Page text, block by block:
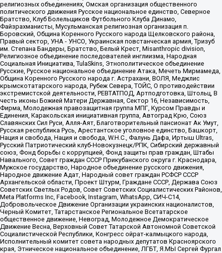
религиозных объединениях, Омская организация общественного
политического движения Русское национальное единство, Северное
Братство, Клуб Болельщиков Футбольного Клуба Динамо,
Файзрахманисты, Мусульманская религиозная организация п.
Боровский, Община Коренного Русского народа Щелковского района,
Правый сектор, УНА - УНСО, Украинская повстанческая армия, Тризуб
им. Степана Бандеры, Братство, Белый Крест, Misanthropic division,
Религиозное объединение последователей инглиизма, Народная
Социальная Инициатива, TulaSkins, Этнополитическое объединение
Русские, Русское национальное объединение Атака, Мечеть Мирмамеда,
Община Коренного Русского народа г. Астрахани, ВОЛЯ, Меджлис
крымскотатарского народа, Рубеж Севера, ТОЙС, О противодействии
экстремистской деятельности, РЕВТАТПОД, Артподготовка, Штольц, В
честь иконы Божией Матери Державная, Сектор 16, Независимость,
Фирма, Молодежная правозащитная группа МПГ, Курсом Правды и
Единения, Каракольская инициативная группа, Автоград Крю, Союз
Славянских Сил Руси, Алля-Аят, Благотворительный пансионат Ак Умут,
Русская республика Русь, Арестантское уголовное единство, Башкорт,
Нация и свобода, Нация и свобода, W.H.С., Фалунь Дафа, Иртыш Ultras,
Русский Патриотический клуб-Новокузнецк/РПК, Сибирский державный
союз, Фонд борьбы с коррупцией, Фонд защиты прав граждан, Штабы
Навального, Совет граждан СССР Прикубанского округа г. Краснодара,
Мужское государство, Народное объединение русского движения,
Народное движение Адат, Народный совет граждан РСФСР СССР
Архангельской области, Проект Штурм, Граждане СССР, Держава Союз
Советских Светлых Родов, Совет Советских Социалистических Районов,
Meta Platforms Inc, Facebook, Instagram, WhatsApp, СИЧ-С14,
Добровольческое Движение Организации украинских националистов,
Черный Комитет, Татарстанское Региональное Всетатарское
общественное движение, Невоград, Молодежное Демократическое
Движение Весна, Верховный Совет Татарской Автономной Советской
Социалистической Республики, Конгресс ойрат-калмыцкого народа,
Исполнительный комитет совета народных депутатов Красноярского
края, Этническое национальное объединение, ЛГБТ, Я.МЫ Сергей Фургал